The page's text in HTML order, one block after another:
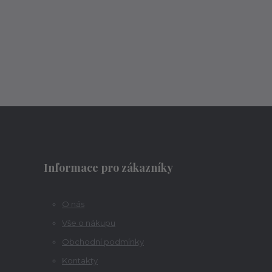
Informace pro zákazníky
O nás
Vše o nákupu
Obchodní podmínky
Kontakty